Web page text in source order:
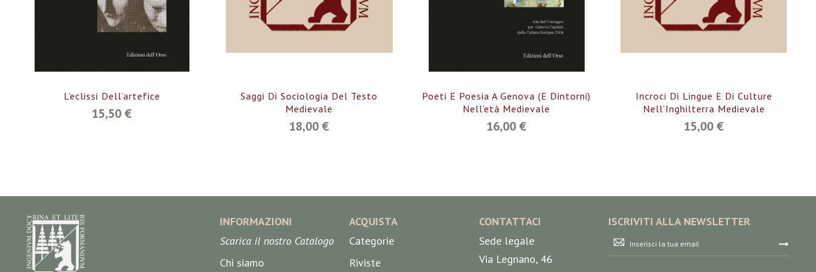
L’eclissi Dell’artefice
15,50 €
Saggi Di Sociologia Del Testo
Medievale
18,00 €
Poeti E Poesia A Genova (e Dintorni)
Nell’età Medievale
16,00 €
Incroci Di Lingue E Di Culture
Nell’Inghilterra Medievale
15,00 €
INFORMAZIONI
Scarica il nostro Catalogo
Chi siamo
ACQUISTA
Categorie
Riviste
CONTATTACI
Sede legale
Via Legnano, 46
ISCRIVITI ALLA NEWSLETTER
Iscriviti
alla
nostra